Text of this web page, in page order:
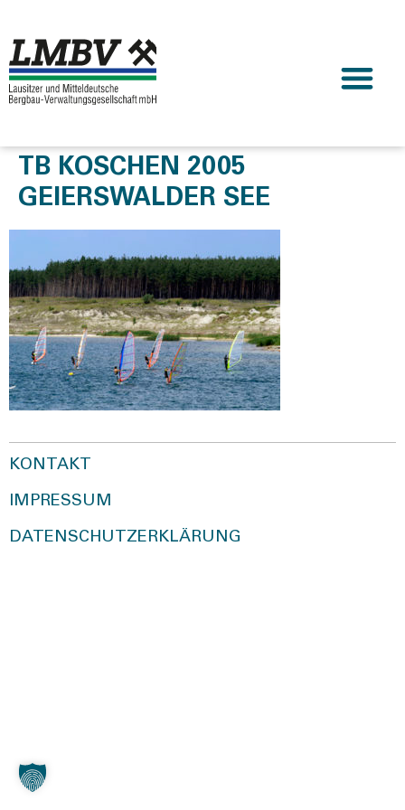
TB KOSCHEN 2005
GEIERSWALDER SEE
KONTAKT
IMPRESSUM
DATENSCHUTZERKLÄRUNG